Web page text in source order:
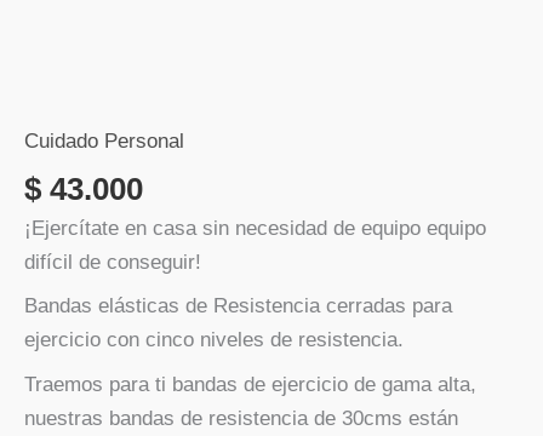
Cuidado Personal
$ 43.000
¡Ejercítate en casa sin necesidad de equipo equipo
difícil de conseguir!
Bandas elásticas de Resistencia cerradas para
ejercicio con cinco niveles de resistencia.
Traemos para ti bandas de ejercicio de gama alta,
nuestras bandas de resistencia de 30cms están